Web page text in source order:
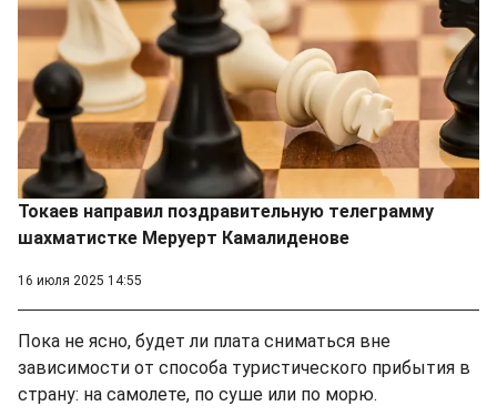
Токаев направил поздравительную телеграмму
шахматистке Меруерт Камалиденове
16 июля 2025 14:55
Пока не ясно, будет ли плата сниматься вне
зависимости от способа туристического прибытия в
страну: на самолете, по суше или по морю.